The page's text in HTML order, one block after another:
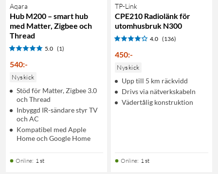
Aqara
Hub M200 – smart hub
med Matter, Zigbee och
Thread
5.0 (1)
540:-
Nyskick
Stöd för Matter, Zigbee 3.0
och Thread
Inbyggd IR-sändare styr TV
och AC
Kompatibel med Apple
Home och Google Home
Online: 1 st
TP-Link
CPE210 Radiolänk för
utomhusbruk N300
4.0 (136)
450:-
Nyskick
Upp till 5 km räckvidd
Drivs via nätverkskabeln
Vädertålig konstruktion
Online: 1 st